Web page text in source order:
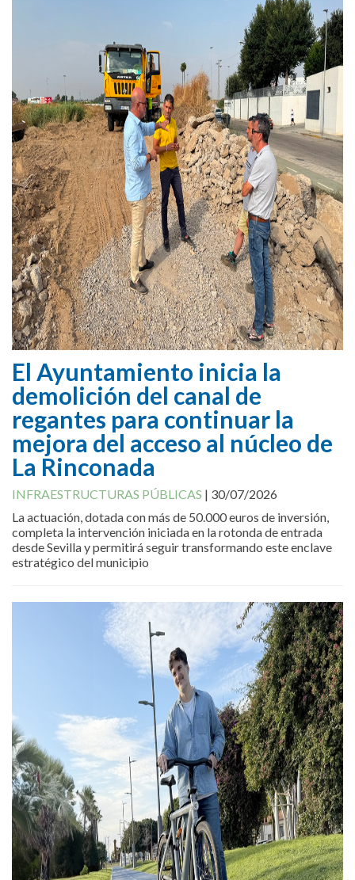
El Ayuntamiento inicia la
demolición del canal de
regantes para continuar la
mejora del acceso al núcleo de
La Rinconada
INFRAESTRUCTURAS PÚBLICAS | 30/07/2026
La actuación, dotada con más de 50.000 euros de inversión,
completa la intervención iniciada en la rotonda de entrada
desde Sevilla y permitirá seguir transformando este enclave
estratégico del municipio